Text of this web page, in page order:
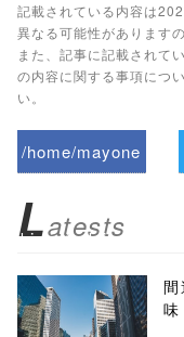
記載されている内容は
異なる可能性があります
また、記事に記載されて
の内容に関する事項につ
い。
/home/mayone
biz.jp/public_ht
ml/wp-
content/themes
Latests
間
味